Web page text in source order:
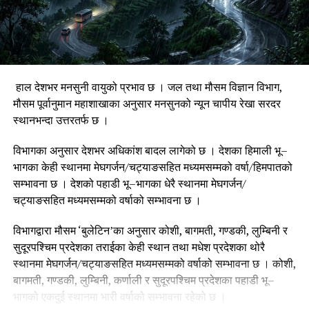
रहेकाले ती क्षेत्रमा हुनसक्ने गेग्रान बहाव, बाढी, पहिरो तथा भूक्षयजस्ता
प्रकोपको जोखिम वा क्षतिबाट बच्न तथा यसबाट ती क्षेत्रमा दैनिक
जनजीवनलगायत कृषि, स्वास्थ्य, पर्यटन, पर्वतारोहण, सडक तथा हवाई
यातायातमा असर पर्ने सम्भावना रहेकाले आवश्यक सतर्कता अपनाउनुहुन र
विभागको पछिल्लो सूचनामा अद्यावधिक रहन महाशाखाको अनुरोध छ ।
रासस
हाल देशभर मनसुनी वायुको प्रभाव छ । जल तथा मौसम विज्ञान विभाग,
मौसम पूर्वानुमान महाशाखाका अनुसार मनसुनको न्यून चापीय रेखा सरदर
स्थानभन्दा उत्तरतर्फ छ ।
विभागका अनुसार देशभर अधिकांश बादल लागेको छ । देशका हिमाली भू–
भागका केही स्थानमा मेघगर्जन/चट्याङसहित मध्यमसम्मको वर्षा/हिमपातको
सम्भावना छ । देशको पहाडी भू–भागका धेरै स्थानमा मेघगर्जन/
चट्याङसहित मध्यमसम्मको वर्षाको सम्भावना छ ।
विभागद्वारा मौसम ‘बुलेटिन’का अनुसार कोशी, बागमती, गण्डकी, लुम्बिनी र
सुदूरपश्चिम प्रदेशका तराईका केही स्थान तथा मधेश प्रदेशका थोरै
स्थानमा मेघगर्जन/चट्याङसहित मध्यमसम्मको वर्षाको सम्भावना छ । कोशी,
बागमती, गण्डकी, लुम्बिनी, कर्णाली र सुदूरपश्चिम प्रदेशका पहाडी भू–
भागको एकदुई स्थानमा भारी वर्षाको सम्भावना रहेको छ ।